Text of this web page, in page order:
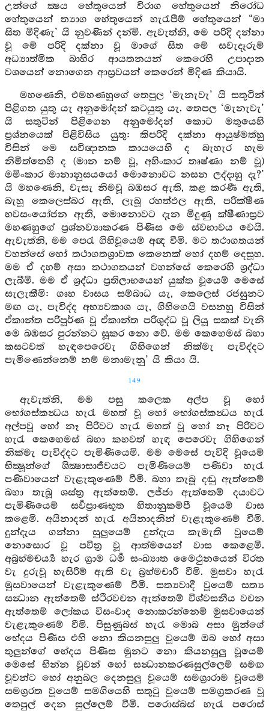
උන්ගේ ක්‍ෂය හේතුයෙන් විරාග හේතුයෙන් නිරෝධ
හේතුයෙන් ත්‍යාග හේතුයෙන් හැරැපීම් හේතුයෙන් “මා
සිත මිදිණැ’ යි නුවණින් දන්මි. ඇවැත්නි, මෙ පරිදි දන්නා
වූ මේ පරිදි දක්නා වූ මාගේ සිත මේ සවැදෑරුම්
අධ්‍යාත්මික බාහිර ආයතනයන් කෙරෙහි උපාදාන
වශයෙන් නොගෙන ආස්‍රවයන් කෙරෙන් මිදිණ කියායි.
මහණෙනි, එමහණහුගේ තෙපුල ‘මැනැවැ’ යි සතුටින්
පිළිගත යුතු යැ අනුමෝදන් කටයුතු යැ. තෙපල ‘මැනැවැ’
යි සතුටින් පිළිගෙන අනුමෝදන් කොට මතුයෙහි
ප්‍රශ්නයෙක් පිළිවිසිය යුතු: කිපරිදි දක්නා ආයුෂ්මත්හු
විසින් මෙ සවිඥානක කායයෙහි ද බැහැර හැම
නිමිත්තෙහි ද (මාන නම් වූ, අහිංකාර තෘෂ්ණා නම් වූ)
මමිංකාර මානානුසයයෝ මොනොවට නසන ලද්දාහු දැ?’
යි මහණෙනි, වැසැ නිමවූ බඹසර ඇති, කළ කරණී ඇති,
බැහූ කෙලෙස්බර ඇති, ලැබූ රහත්ඵල ඇති, පරික්ෂීණ
භවසංයෝජන ඇති, මොනොවට දැන මිදුණු ක්ෂීණාස්‍රව
මහණහුගේ ප්‍රශ්නව්‍යාකරණ පිණිස මෙ ස්වභාවය වෙයි.
ඇවැත්නි, මම පෙරැ ගිහිවූයෙම් අඥ වීමි. මට තථාගතයන්
වහන්සේ හෝ තථාගතශ්‍රාවක කෙනෙක් හෝ දහම් දෙසූහ.
මම ඒ දහම් අසා තථාගතයන් වහන්සේ කෙරෙහි ශ්‍රද්ධා
ලැබීමි. මම ඒ ශ්‍රද්ධා ප්‍රතිලාභයෙන් යුක්ත වූයෙම් මෙසේ
සැලැකීමි: ගෘහ වාසය සම්බාධ යැ, කෙලෙස් රජසුනට
මඟ යැ, පැවිද්ද අභ්‍යවකාශ යැ, ගිහිගෙයි වසනහු විසින්
ඒකාන්ත පරිපූර්ණ වූ ඒකාන්ත පරිශුද්ධ වූ ලියූ සකක් වැනි
මෙ බඹසර පුරන්නට සූකර නො වේ. මම කෙහෙමස් බහා
කසටවත් හැඳපෙරෙවැ ගිහිගෙන් නික්මැ පැවිද්දට
පැමිණෙන්නෙම් නම් මනාමැනු’ යි කියා යි.
149
ඇවැත්නි, මම පසු කලෙක අල්ප වූ හෝ
භෝගස්කන්‍ධය හැරැ මහත් වූ හෝ භෝගස්කන්‍ධය හැරැ
අල්පවූ හෝ නෑ පිරිවට හැරැ මහත් වූ හෝ නෑ පිරිවට
හැරැ කෙහෙමස් බහා කහවත් හැඳ පෙරෙවැ ගිහිගෙන්
නික්මැ පැවිද්දට පැමිණියෙමි. මම මෙසේ පැවිදි වූයෙම්
භික්‍ෂූන්ගේ ශික්‍ෂාසාජීවයට පැමිණියෙම් පණිවා හැරැ
පණිවායෙන් වැළැකුණෙම් වීමි. බහා තැබූ දඬු ඇත්තෙම්
බහා තැබූ ශස්ත්‍ර ඇත්තෙම්. ලජ්ජා ඇත්තෙම් දයාවට
පැමිණියෙම් සර්‍වප්‍රාණභූත හිතානුකම්පී වූයෙම් වාස
කළෙමි. අයිනාදන් හැරැ අයිනාදනින් වැළැකුණෙම් වීමි.
දුන්දැය ගන්නා සුලුයෙම් දුන්දැය කැමැති වූයෙම්
නොසොර වූ පවිත්‍ර වූ ආත්මයෙන් වාස කෙළෙමි.
අබ්‍රහ්මචර්‍ය්‍ය හැර ග්‍රාම ධර්‍ම සංඛ්‍යාත මෛථුනයෙන් විරත
වැ දුරුවූ හැසිරීම් ඇති වැ බ්‍රහ්මචාරී වීමි. මුසවා හැරැ
මුසවායෙන් වැළැකුණෙම් වීමි. සත්‍යවාදී වූයෙම් සත්‍ය
සන්‍ධාන ඇත්තෙම් ස්ථිරවචන ඇත්තෙම් විශ්වසනීය වචන
ඇත්තෙම් ලෝකය විසංවාද නොකරන්නෙම් මුසවායෙන්
වැළැකුණෙම් වීමි. පිසුණුබස් හැරැ මොබ අසා මුන්ගේ
භේදය පිණිස එහි නො කියනසුලු වූයෙම් ඔබ හෝ අසා
තුලුන්ගේ භේදය පිණිස මුනට නො කියනසුලු වූයෙම්
මෙසේ භින්න වූවන් හෝ සන්‍ධානකරණසුල්ලෙම් සමඟ
වූවන්ට හෝ අනුබල දෙනසුලු වූයෙම් සමග්‍රාරාම වූයෙම්
සමග්‍රරත වූයෙම් සමගියෙහි සතුටු වූයෙම් සමග්‍රකරණ වූ
තෙපුල් දෙන සුල්ලෙම් වීමි. පරොස්බස් හැරැ පරොස්